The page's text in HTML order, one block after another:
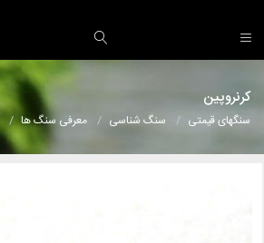
کرنروپین
سنگهای قیمتی سنگ شناسی معرفی سنگ ها